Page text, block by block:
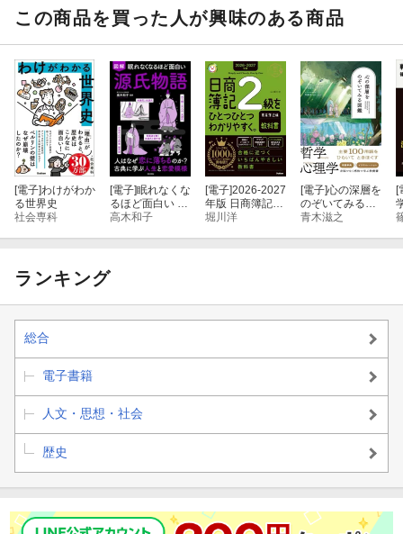
・昔習った歴史の知識を、今の教科書の内容にアップデートした
い人
◆◆◆本書に掲載している「なぜ？」◆◆◆
Q．土器を使うことで縄文人が長生きできるようになったのはな
ぜ？
Q．厩戸王（聖徳太子）らが、憲法十七条を定めたのはなぜ？
Q．中国へ向かう使者を乗せた遣唐使船が毎回のように遭難する
Q．藤原道長が、実際は摂政・関白にわずかな期間しか就任しな
かったのはなぜ？
なぜ？
Q．源頼朝が幕府を開いた地が鎌倉だったのはなぜ？
この商品を買った人が興味のある商品
[電子]わけがわか
る世界史
社会専科
[電子]眠れなくな
るほど面白い 図
解 源氏物語
高木和子
[電子]2026-2027
年版 日商簿記2
級をひとつひと
堀川洋
[電子]心の深層を
のぞいてみる図
鑑
青木滋之
[
ランキング
総合
電子書籍
人文・思想・社会
歴史